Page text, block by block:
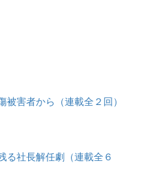
被害者から（連載全２回）
る社長解任劇（連載全６